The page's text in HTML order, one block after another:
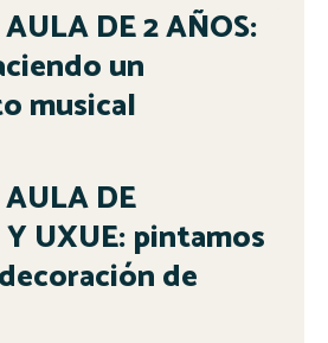
DE 2 AÑOS:
un
musical
DE
UXUE: pintamos
de